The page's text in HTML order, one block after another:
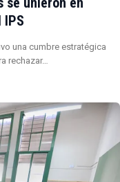
una cumbre estratégica
rechazar…